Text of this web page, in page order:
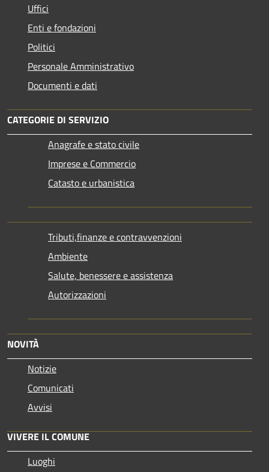
Uffici
Enti e fondazioni
Politici
Personale Amministrativo
Documenti e dati
CATEGORIE DI SERVIZIO
Anagrafe e stato civile
Imprese e Commercio
Catasto e urbanistica
Tributi,finanze e contravvenzioni
Ambiente
Salute, benessere e assistenza
Autorizzazioni
NOVITÀ
Notizie
Comunicati
Avvisi
VIVERE IL COMUNE
Luoghi